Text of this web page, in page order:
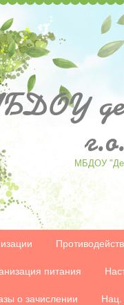
МБДОУ
питания
о зачислении Нац.